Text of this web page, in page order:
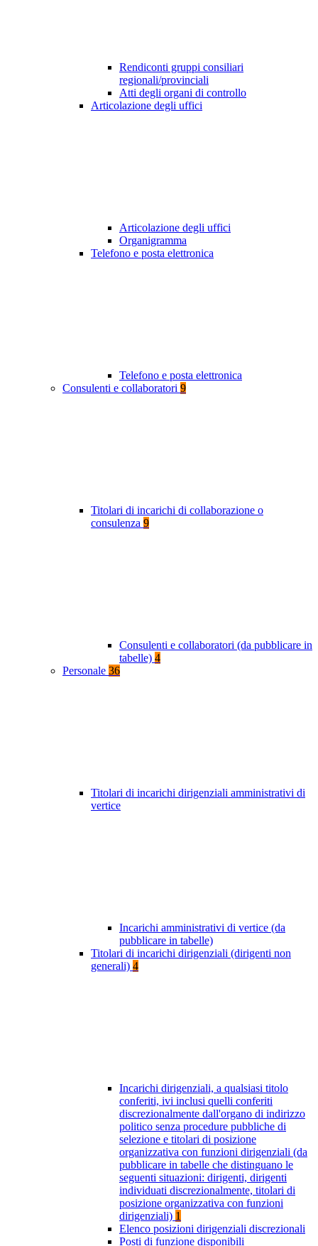
Rendiconti gruppi consiliari
regionali/provinciali
Atti degli organi di controllo
Articolazione degli uffici
Articolazione degli uffici
Organigramma
Telefono e posta elettronica
Telefono e posta elettronica
Consulenti e collaboratori 9
Titolari di incarichi di collaborazione o
consulenza 9
Consulenti e collaboratori (da pubblicare in
tabelle) 4
Personale 36
Titolari di incarichi dirigenziali amministrativi di
vertice
Incarichi amministrativi di vertice (da
pubblicare in tabelle)
Titolari di incarichi dirigenziali (dirigenti non
generali) 4
Incarichi dirigenziali, a qualsiasi titolo
conferiti, ivi inclusi quelli conferiti
discrezionalmente dall'organo di indirizzo
politico senza procedure pubbliche di
selezione e titolari di posizione
organizzativa con funzioni dirigenziali (da
pubblicare in tabelle che distinguano le
seguenti situazioni: dirigenti, dirigenti
individuati discrezionalmente, titolari di
posizione organizzativa con funzioni
dirigenziali) 1
Elenco posizioni dirigenziali discrezionali
Posti di funzione disponibili